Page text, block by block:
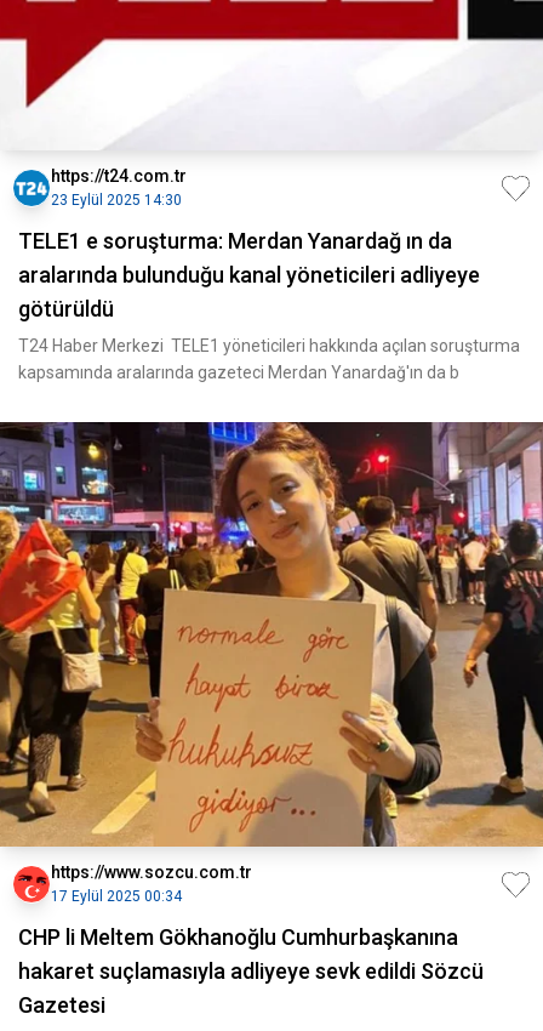
https://t24.com.tr
23 Eylül 2025 14:30
TELE1 e soruşturma: Merdan Yanardağ ın da
aralarında bulunduğu kanal yöneticileri adliyeye
götürüldü
T24 Haber Merkezi TELE1 yöneticileri hakkında açılan soruşturma
kapsamında aralarında gazeteci Merdan Yanardağ'ın da b
https://www.sozcu.com.tr
17 Eylül 2025 00:34
CHP li Meltem Gökhanoğlu Cumhurbaşkanına
hakaret suçlamasıyla adliyeye sevk edildi Sözcü
Gazetesi